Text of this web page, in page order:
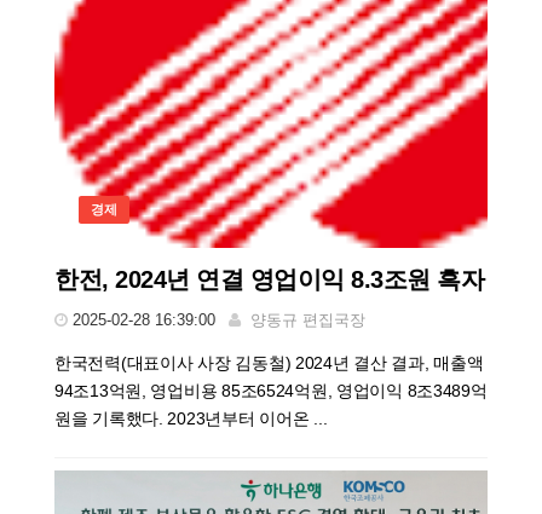
경제
한전, 2024년 연결 영업이익 8.3조원 흑자
2025-02-28 16:39:00 양동규 편집국장
한국전력(대표이사 사장 김동철) 2024년 결산 결과, 매출액
94조13억원, 영업비용 85조6524억원, 영업이익 8조3489억
원을 기록했다. 2023년부터 이어온 ...